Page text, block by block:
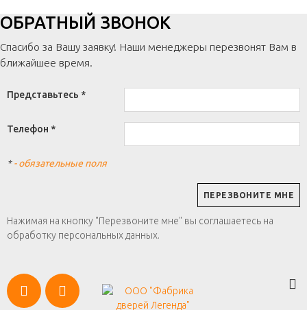
ОБРАТНЫЙ ЗВОНОК
Спасибо за Вашу заявку! Наши менеджеры перезвонят Вам в
ближайшее время.
Представьтесь *
Телефон *
*- обязательные поля
Нажимая на кнопку "Перезвоните мне" вы соглашаетесь на
обработку персональных данных.